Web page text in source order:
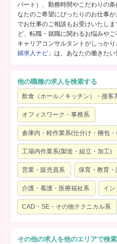
パート）、勤務時間やこだわりの
なたのご希望にぴったりのお仕事
でお仕事のご相談もお受けいたし
ど、転職・就職に関わるお悩みや
キャリアコンサルタントがしっかり
婦求人ナビ」は、あなたの働きたい
他の職種の求人を検索する
飲食（ホール／キッチン）・接客
オフィスワーク・事務系
倉庫内・軽作業系(仕分け・梱包
工場内作業系(製造・組立・加工)
営業・販売員系 保育・教育・
介護・看護・医療福祉系 イ
CAD・SE・その他テクニカル系
その他の求人を他のエリアで検